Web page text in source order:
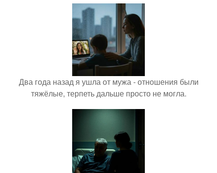
Два года назад я ушла от мужа - отношения были
тяжёлые, терпеть дальше просто не могла.